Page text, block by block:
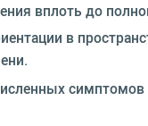
вплоть до
в
симптомов